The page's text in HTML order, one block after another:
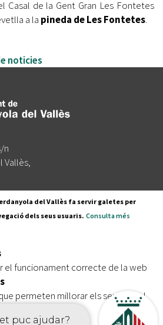
Casal de la Gent Gran Les Fontetes
a la pineda de Les Fontetes.
noticies
n
Vallès,
butlletí
Protecció de dades
del Vallès fa servir galetes per
dels seus usuaris. Consulta més
el funcionament correcte de la web
permeten millorar els serveis del